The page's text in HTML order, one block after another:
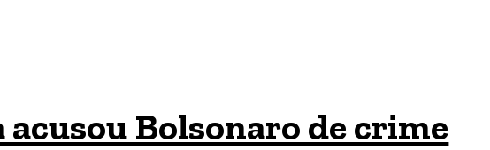
Bolsonaro de crime